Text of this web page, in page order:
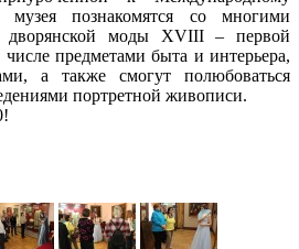
познакомятся со многими
дворянской моды XVIII – первой
предметами быта и интерьера,
а также смогут полюбоваться
портретной живописи.